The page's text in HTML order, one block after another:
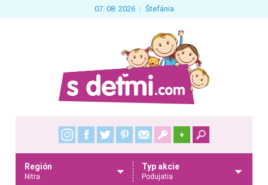
07. 08. 2026 Štefánia
+
Región
Nitra
Typ akcie
Podujatia